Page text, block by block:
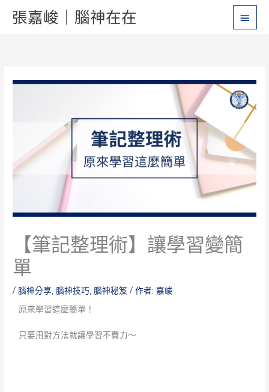
張嘉峻｜腦神在在
主
要
【筆記整理術】讓學習變簡
單
/ 腦神分享 腦神技巧 腦神秘笈 / 作者:嘉峻
原來學習這麼簡單！
只要用對方法就讓學習不費力～